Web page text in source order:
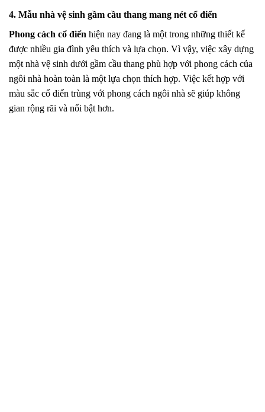
4. Mẫu nhà vệ sinh gầm cầu thang mang nét cổ điển
Phong cách cổ điển hiện nay đang là một trong những thiết kế
được nhiều gia đình yêu thích và lựa chọn. Vì vậy, việc xây dựng
một nhà vệ sinh dưới gầm cầu thang phù hợp với phong cách của
ngôi nhà hoàn toàn là một lựa chọn thích hợp. Việc kết hợp với
màu sắc cổ điển trùng với phong cách ngôi nhà sẽ giúp không
gian rộng rãi và nổi bật hơn.